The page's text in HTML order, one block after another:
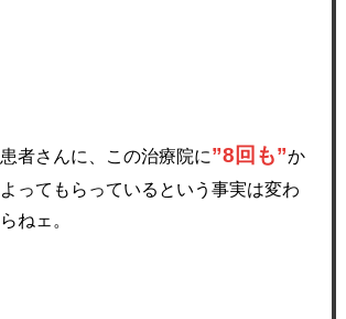
患者さんに、この治療院に”8回も”か
よってもらっているという事実は変わ
らねェ。